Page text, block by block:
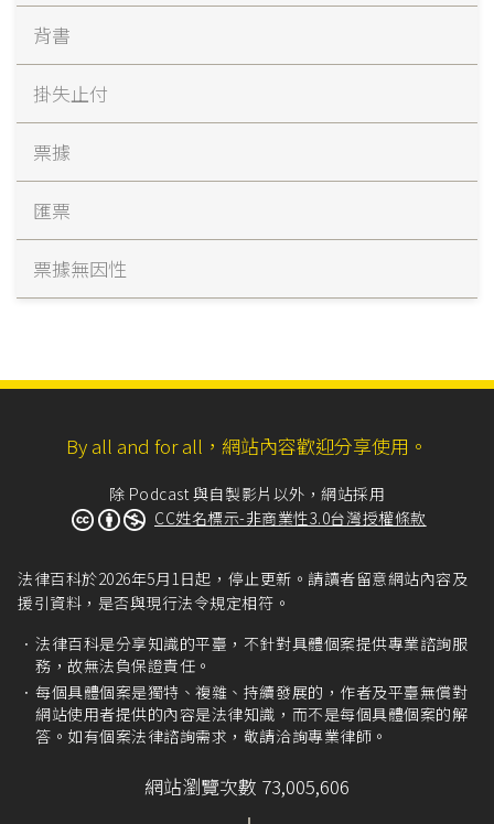
背書
掛失止付
票據
匯票
票據無因性
By all and for all，網站內容歡迎分享使用。
除 Podcast 與自製影片以外，網站採用
CC姓名標示-非商業性3.0台灣授權條款
法律百科於2026年5月1日起，停止更新。請讀者留意網站內容及
援引資料，是否與現行法令規定相符。
法律百科是分享知識的平臺，不針對具體個案提供專業諮詢服
務，故無法負保證責任。
每個具體個案是獨特、複雜、持續發展的，作者及平臺無償對
網站使用者提供的內容是法律知識，而不是每個具體個案的解
答。如有個案法律諮詢需求，敬請洽詢專業律師。
網站瀏覽次數 73,005,606